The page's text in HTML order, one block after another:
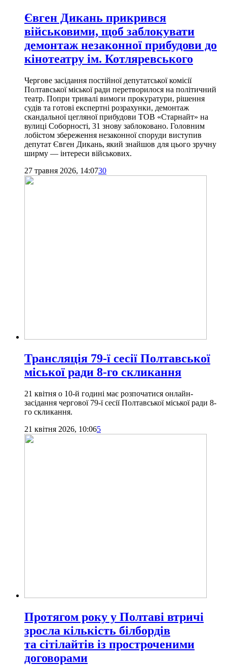
Євген Дикань прикрився
військовими, щоб заблокувати
демонтаж незаконної прибудови до
кінотеатру ім. Котляревського
Чергове засідання постійної депутатської комісії
Полтавської міської ради перетворилося на політичний
театр. Попри тривалі вимоги прокуратури, рішення
судів та готові експертні розрахунки, демонтаж
скандальної цегляної прибудови ТОВ «Старнайт» на
вулиці Соборності, 31 знову заблоковано. Головним
лобістом збереження незаконної споруди виступив
депутат Євген Дикань, який знайшов для цього зручну
ширму — інтереси військових.
27 травня 2026, 14:0730
Трансляція 79-ї сесії Полтавської
міської ради 8-го скликання
21 квітня о 10-й годині має розпочатися онлайн-
засідання чергової 79-ї сесії Полтавської міської ради 8-
го скликання.
21 квітня 2026, 10:065
Протягом року у Полтаві втричі
зросла кількість білбордів
та сітілайтів із простроченими
договорами